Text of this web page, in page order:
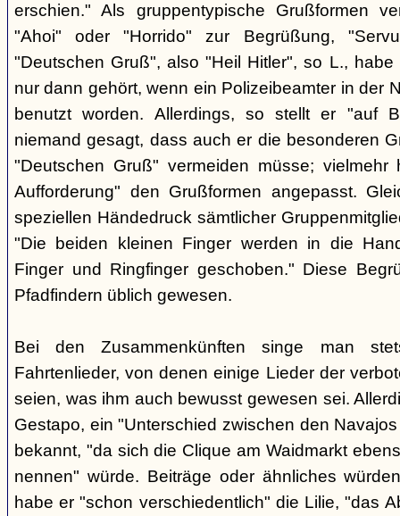
erschien." Als gruppentypische Grußformen
"Ahoi" oder "Horrido" zur Begrüßung,
"Deutschen Gruß", also "Heil Hitler", so L.,
nur dann gehört, wenn ein Polizeibeamter in der
benutzt worden. Allerdings, so stellt er "auf
niemand gesagt, dass auch er die besonderen
"Deutschen Gruß" vermeiden müsse;
Aufforderung" den Grußformen angepasst.
speziellen Händedruck sämtlicher
"Die beiden kleinen Finger werden in die
Finger und Ringfinger geschoben." Diese
Pfadfindern üblich gewesen.
Bei den Zusammenkünften singe man
Fahrtenlieder, von denen einige Lieder der
seien, was ihm auch bewusst gewesen sei.
Gestapo, ein "Unterschied zwischen den
bekannt, "da sich die Clique am Waidmarkt
nennen" würde. Beiträge oder ähnliches
habe er "schon verschiedentlich" die Lilie, "das